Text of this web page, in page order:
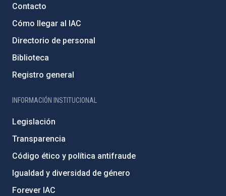
Contacto
Cómo llegar al IAC
Directorio de personal
Biblioteca
Registro general
INFORMACIÓN INSTITUCIONAL
Legislación
Transparencia
Código ético y política antifraude
Igualdad y diversidad de género
Forever IAC